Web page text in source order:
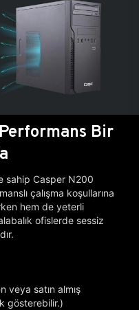
Bir
sahip Casper N200
çalışma koşullarına
hem de yeterli
ofislerde sessiz
veya satın almış
gösterebilir.)